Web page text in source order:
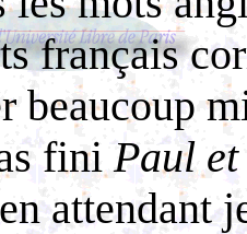
français
beaucoup
finiPaul
attendant